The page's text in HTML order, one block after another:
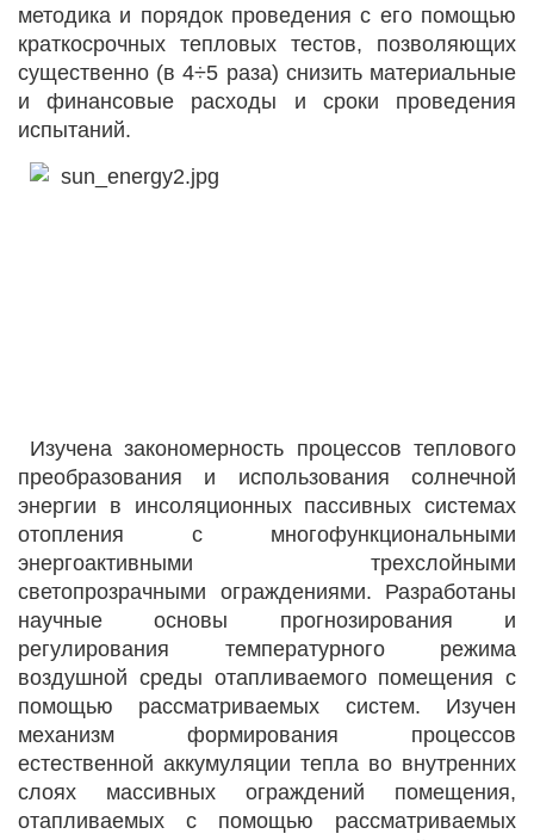
методика и порядок проведения с его помощью
краткосрочных тепловых тестов, позволяющих
существенно (в 4÷5 раза) снизить материальные
и финансовые расходы и сроки проведения
испытаний.
Изучена закономерность процессов теплового
преобразования и использования солнечной
энергии в инсоляционных пассивных системах
отопления с многофункциональными
энергоактивными трехслойными
светопрозрачными ограждениями. Разработаны
научные основы прогнозирования и
регулирования температурного режима
воздушной среды отапливаемого помещения с
помощью рассматриваемых систем. Изучен
механизм формирования процессов
естественной аккумуляции тепла во внутренних
слоях массивных ограждений помещения,
отапливаемых с помощью рассматриваемых